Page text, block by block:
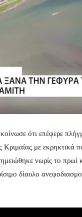
ότι επέφερε
Κριμαίας με
νωρίς το πρωί
δίαυλο